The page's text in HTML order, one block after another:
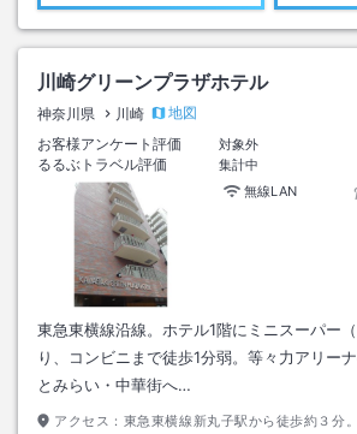
川崎グリーンプラザホテル
神奈川県 川崎
地図
お客様アンケート評価
対象外
るるぶトラベル評価
集計中
無線LAN
東急東横線沿線。ホテル1階にミニスーパー
り、コンビニまで徒歩1分弱。等々力アリー
とみらい・中華街へ…
アクセス： 東急東横線新丸子駅から徒歩約３分